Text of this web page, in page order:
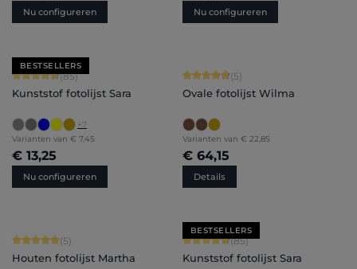
Nu configureren Nu configureren
BESTSELLERS
Gemiddelde waardering van 4.71 van 5 sterren
(85)
Kunststof fotolijst Sara
+7
Varianten van € 7,45
€ 13,25
Nu configureren
Gemiddelde waardering van 4.8 van
(5)
Ovale fotolijst Wilma
Varianten van € 22,85
€ 64,15
Details
Gemiddelde waardering van 5 van 5 sterren
(5)
Houten fotolijst Martha
BESTSELLERS
Gemiddelde waardering van 4.71
(85)
Kunststof fotolijst Sara